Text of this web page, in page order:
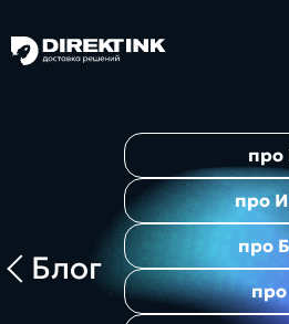
Направления
Web
Блог
про
про
про
про